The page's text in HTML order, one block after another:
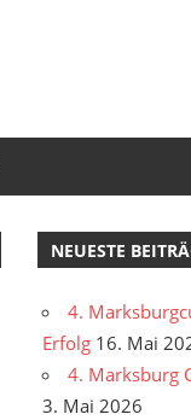
NEUESTE
4.
Erfolg 16. Mai
4. Marksburg
3. Mai 2026